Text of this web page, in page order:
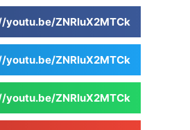
youtu.be/ZNRluX2MTCk
youtu.be/ZNRluX2MTCk
youtu.be/ZNRluX2MTCk